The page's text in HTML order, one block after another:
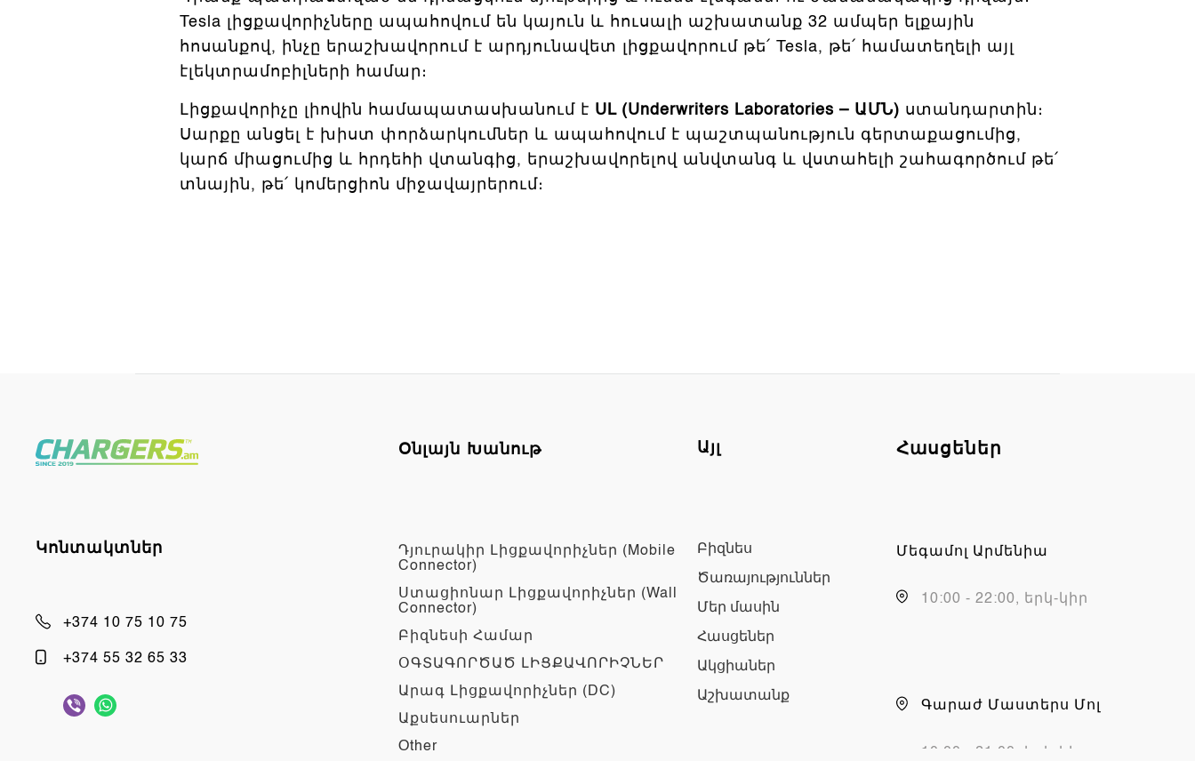
Tesla լիցքավորիչները ապահովում են կայուն և հուսալի աշխատանք 32 ամպեր ելքային
հոսանքով, ինչը երաշխավորում է արդյունավետ լիցքավորում թե՛ Tesla, թե՛ համատեղելի այլ
էլեկտրամոբիլների համար։
Լիցքավորիչը լիովին համապատասխանում է UL (Underwriters Laboratories – ԱՄՆ) ստանդարտին։
Սարքը անցել է խիստ փորձարկումներ և ապահովում է պաշտպանություն գերտաքացումից,
կարճ միացումից և հրդեհի վտանգից, երաշխավորելով անվտանգ և վստահելի շահագործում թե՛
տնային, թե՛ կոմերցիոն միջավայրերում։
Կոնտակտներ
+374 10 75 10 75
+374 55 32 65 33
Օնլայն Խանութ
Դյուրակիր Լիցքավորիչներ (Mobile
Connector)
Ստացիոնար Լիցքավորիչներ (Wall
Connector)
Բիզնեսի Համար
ՕԳՏԱԳՈՐԾԱԾ ԼԻՑՔԱՎՈՐԻՉՆԵՐ
Արագ Լիցքավորիչներ (DC)
Աքսեսուարներ
Other
Այլ
Բիզնես
Ծառայություններ
Մեր մասին
Հասցեներ
Ակցիաներ
Աշխատանք
Հասցեներ
Մեգամոլ Արմենիա
10:00 - 22:00, երկ-կիր
Գարաժ Մաստերս Մոլ
10:00 - 21:00, երկ-կիր